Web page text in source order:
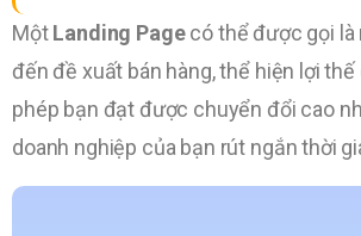
MộtLanding Pagecó thể được gọi là
đến đề xuất bán hàng, thể hiện lợi
phép bạn đạt được chuyển đổi cao
doanh nghiệp của bạn rút ngắn thời